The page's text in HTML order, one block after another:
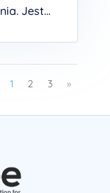
Jest...
1 2 3 »